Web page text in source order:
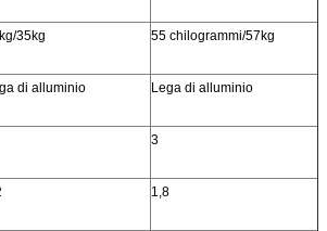
35kg 55 chilogrammi/57kg
di alluminio Lega di alluminio
3
1,8